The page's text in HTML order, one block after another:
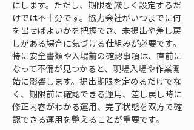
にします。ただし、期限を厳しく設定するだ
けでは不十分です。協力会社がいつまでに何
を出せばよいかを把握でき、未提出や差し戻
しがある場合に気づける仕組みが必要です。
特に安全書類や入場前の確認事項は、直前に
なって不備が見つかると、現場入場や作業開
始に影響します。提出期限を定めるだけでな
く、期限前に確認できる運用、差し戻し時に
修正内容がわかる運用、完了状態を双方で確
認できる運用を整えることが重要です。